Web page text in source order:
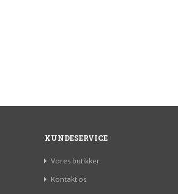
KUNDESERVICE
Vores butikker
Kontakt os